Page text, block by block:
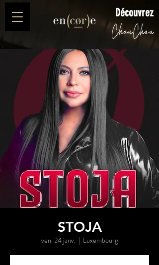
Découvrez
STOJA
ven. 24 janv.
  |
Luxembourg